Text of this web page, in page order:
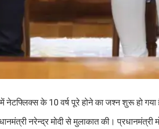
नेटफ्लिक्स के 10 वर्ष पूरे होने का जश्न शुरू हो
नरेन्द्र मोदी से मुलाकात की।